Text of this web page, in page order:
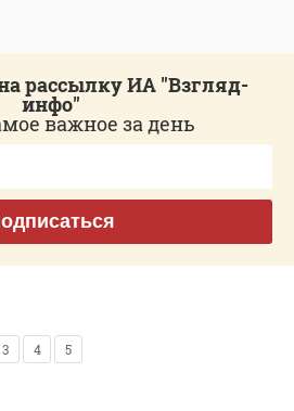
рассылку ИА "Взгляд-
инфо"
важное за день
3 4 5